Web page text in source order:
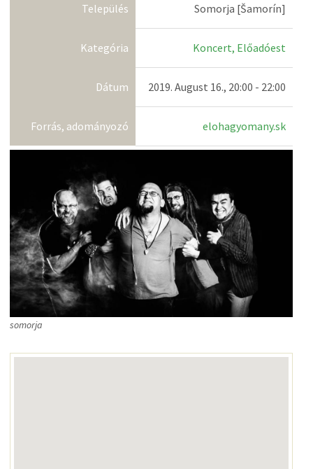
Település Somorja [Šamorín]
Kategória Koncert, Előadóest
Dátum 2019. August 16., 20:00 - 22:00
Forrás, adományozó elohagyomany.sk
somorja